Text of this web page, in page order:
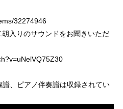
32274946
入りのサウンドをお聞きいただ
、ピアノ伴奏譜は収録されてい